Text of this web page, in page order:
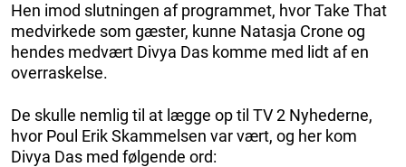
Hen imod slutningen af programmet, hvor Take That
medvirkede som gæster, kunne Natasja Crone og
hendes medvært Divya Das komme med lidt af en
overraskelse.
De skulle nemlig til at lægge op til TV 2 Nyhederne,
hvor Poul Erik Skammelsen var vært, og her kom
Divya Das med følgende ord: